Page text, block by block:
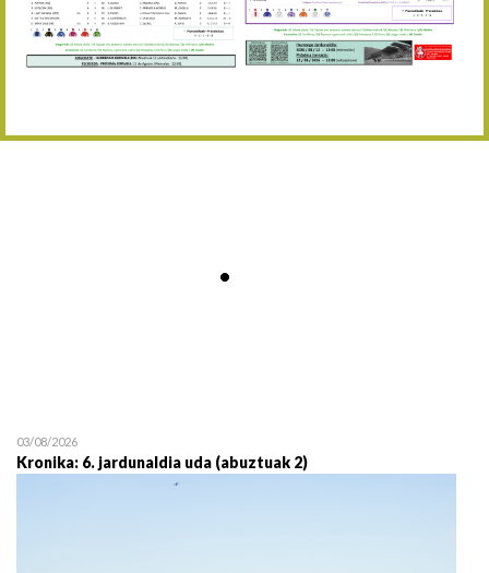
Abuztaren 12a / 12 de
15/08 17:05 Abuztuaren 15a / 15 de
30/08 17:30 Abuztuaren 30a / 30 de
19/07 11:30
03/08/2026
Kronika: 6. jardunaldia uda (abuztuak 2)